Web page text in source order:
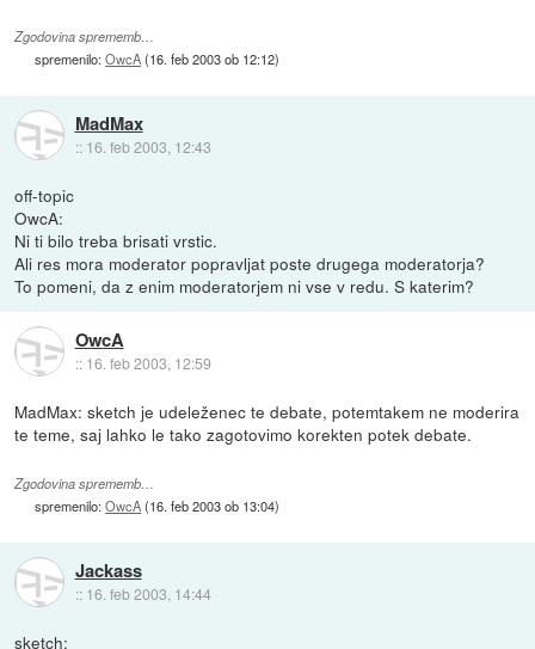
Zgodovina sprememb…
spremenilo:OwcA(16. feb 2003 ob 12:12)
MadMax
:: 16. feb 2003, 12:43
off-topic
OwcA:
Ni ti bilo treba brisati vrstic.
Ali res mora moderator popravljat poste drugega moderatorja?
To pomeni, da z enim moderatorjem ni vse v redu. S katerim?
OwcA
:: 16. feb 2003, 12:59
MadMax: sketch je udeleženec te debate, potemtakem ne moderira
te teme, saj lahko le tako zagotovimo korekten potek debate.
Zgodovina sprememb…
spremenilo:OwcA(16. feb 2003 ob 13:04)
Jackass
:: 16. feb 2003, 14:44
sketch: